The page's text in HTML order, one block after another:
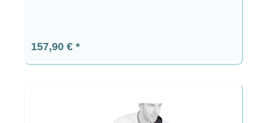
Prix régulier :
157,90 €